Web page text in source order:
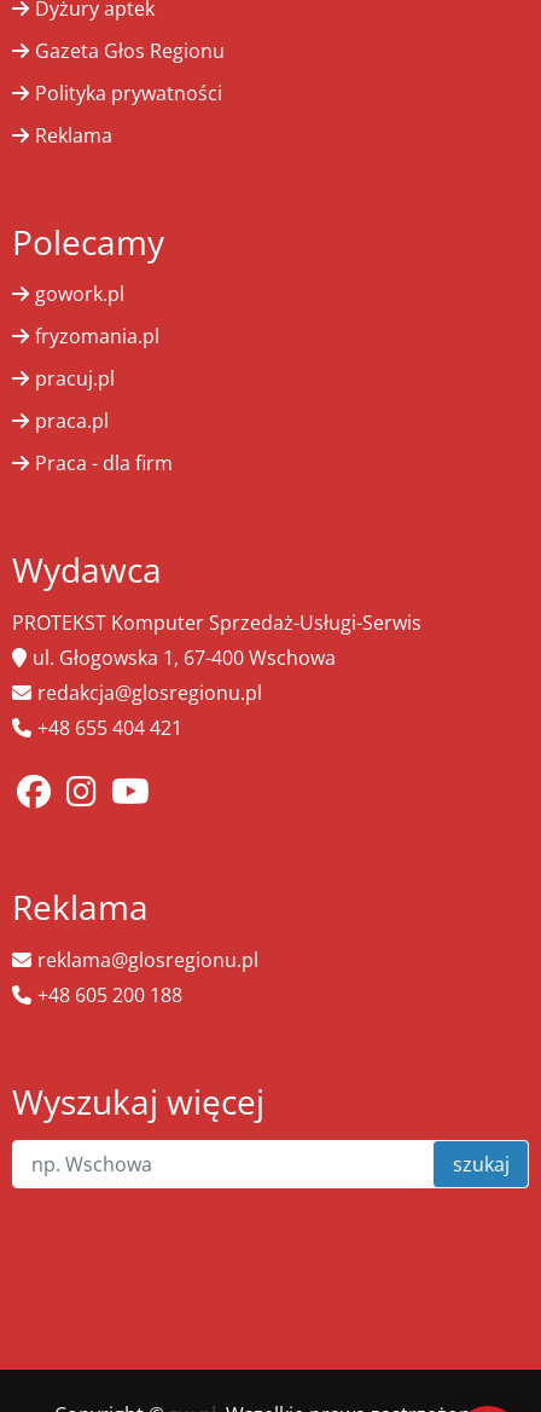
Dyżury aptek
Gazeta Głos Regionu
Polityka prywatności
Reklama
Polecamy
gowork.pl
fryzomania.pl
pracuj.pl
praca.pl
Praca - dla firm
Wydawca
PROTEKST Komputer Sprzedaż-Usługi-Serwis
ul. Głogowska 1, 67-400 Wschowa
redakcja@glosregionu.pl
+48 655 404 421
Reklama
reklama@glosregionu.pl
+48 605 200 188
Wyszukaj więcej
szukaj